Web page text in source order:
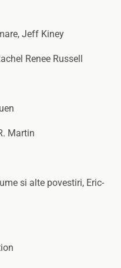
Jeff Kiney
Renee Russell
Martin
si alte povestiri, Eric-